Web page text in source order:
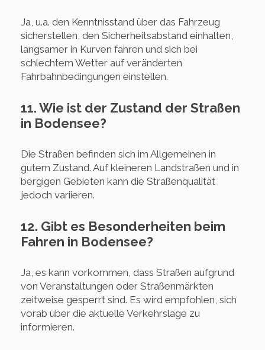
Ja, u.a. den Kenntnisstand über das Fahrzeug
sicherstellen, den Sicherheitsabstand einhalten,
langsamer in Kurven fahren und sich bei
schlechtem Wetter auf veränderten
Fahrbahnbedingungen einstellen.
11. Wie ist der Zustand der Straßen
in Bodensee?
Die Straßen befinden sich im Allgemeinen in
gutem Zustand. Auf kleineren Landstraßen und in
bergigen Gebieten kann die Straßenqualität
jedoch variieren.
12. Gibt es Besonderheiten beim
Fahren in Bodensee?
Ja, es kann vorkommen, dass Straßen aufgrund
von Veranstaltungen oder Straßenmärkten
zeitweise gesperrt sind. Es wird empfohlen, sich
vorab über die aktuelle Verkehrslage zu
informieren.